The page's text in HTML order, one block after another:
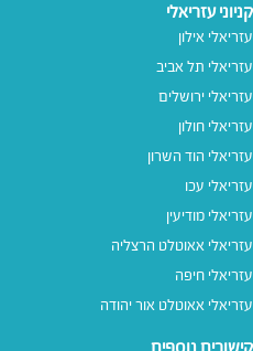
קניוני עזריאלי
עזריאלי אילון
עזריאלי תל אביב
עזריאלי ירושלים
עזריאלי חולון
עזריאלי הוד השרון
עזריאלי עכו
עזריאלי מודיעין
עזריאלי אאוטלט הרצליה
עזריאלי חיפה
עזריאלי אאוטלט אור יהודה